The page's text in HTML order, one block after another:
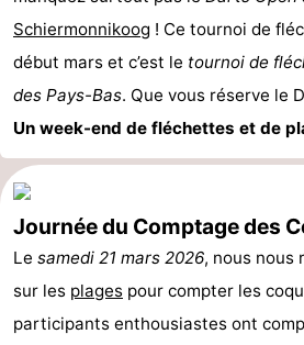
Schiermonnikoog ! Ce tournoi de
début mars et c’est le tournoi de
des Pays-Bas. Que vous réserve le
Un week-end de fléchettes et de
Journée du Comptage des
Le samedi 21 mars 2026, nous nous
sur les plages pour compter les
participants enthousiastes ont